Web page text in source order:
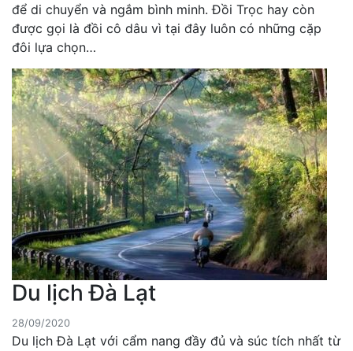
để di chuyển và ngắm bình minh. Đồi Trọc hay còn
được gọi là đồi cô dâu vì tại đây luôn có những cặp
đôi lựa chọn…
Du lịch Đà Lạt
28/09/2020
Du lịch Đà Lạt với cẩm nang đầy đủ và súc tích nhất từ